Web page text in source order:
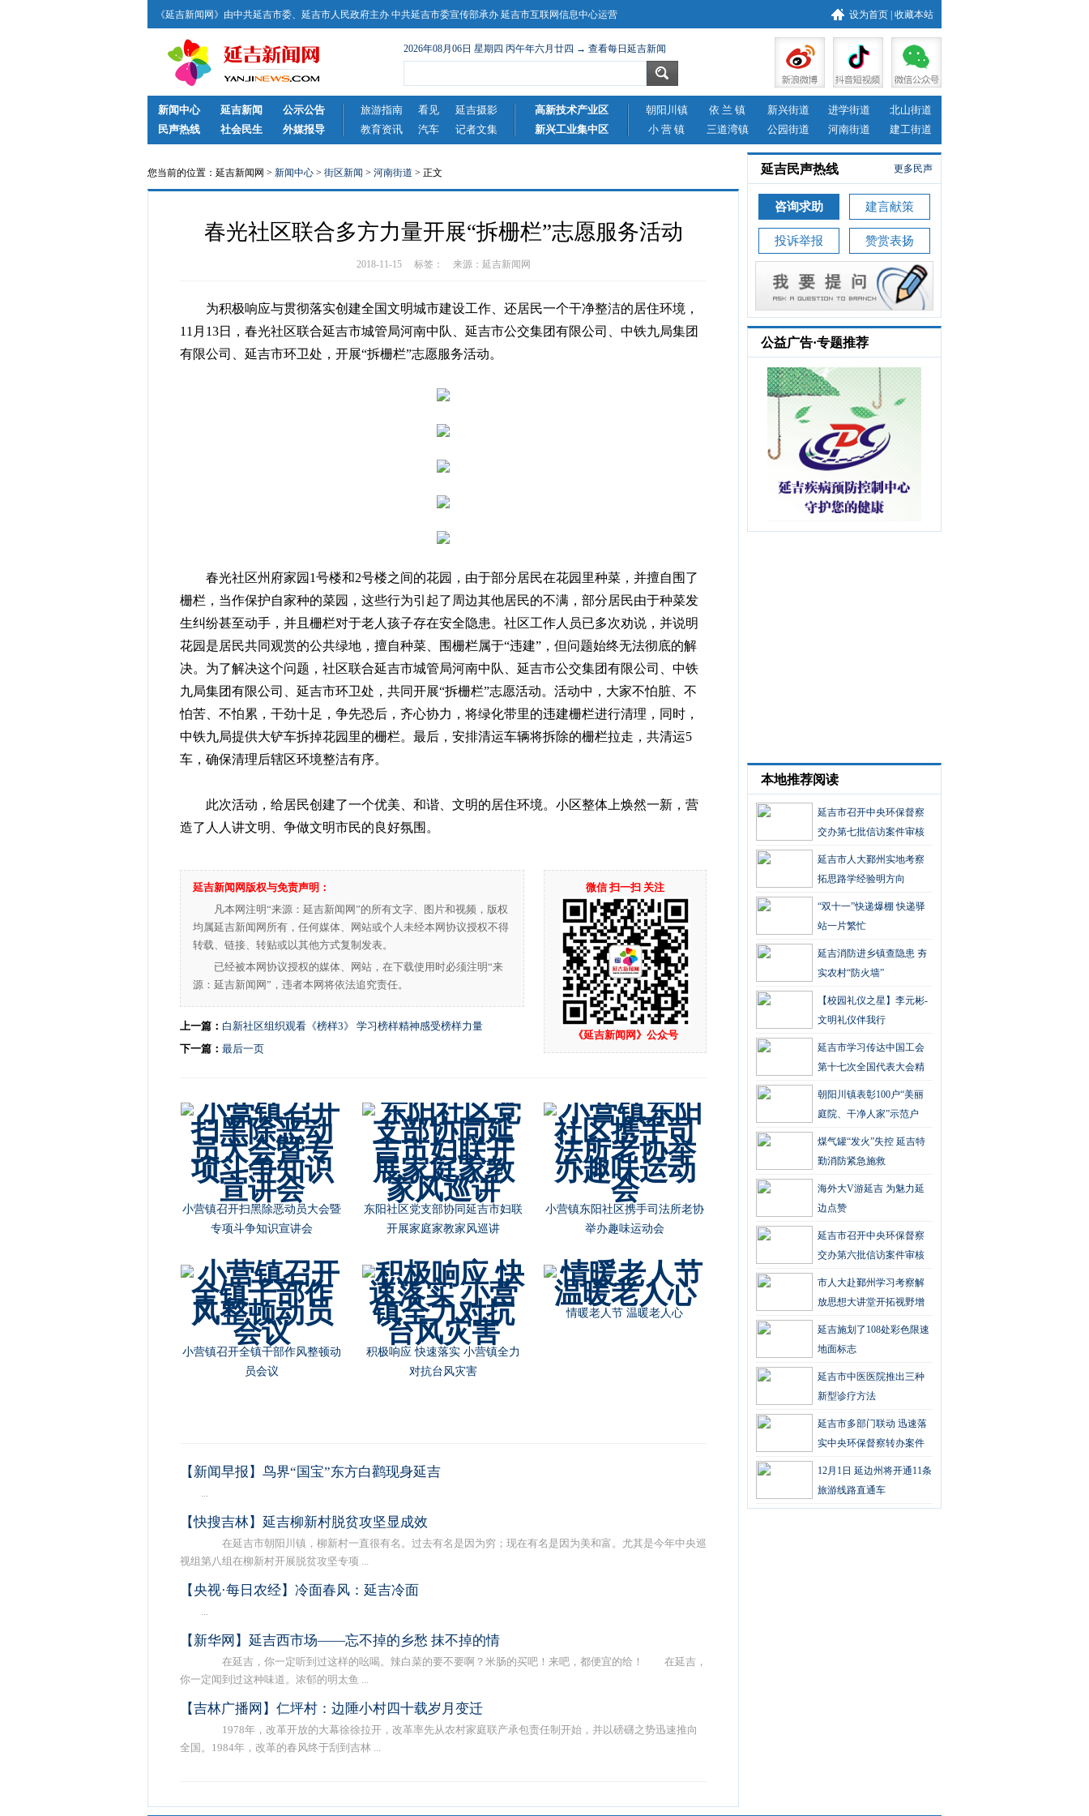
设为首页 收藏本站
《延吉新闻网》由中共延吉市委、延吉市人民政府主办 中共延吉市委宣传部承办 延吉市互联网信息中心运营
2026年08月06日 星期四 丙午年六月廿四 → 查看每日延吉新闻
新闻中心 延吉新闻 公示公告 旅游指南 看见 延吉摄影 高新技术产业区 朝阳川镇 依 兰 镇 新兴街道 进学街道
北山街道
民声热线
社会民生 外媒报导 教育资讯 汽车 记者文集 新兴工业集中区 小 营 镇 三道湾镇 公园街道 河南街道 建工街道
您当前的位置：延吉新闻网 > 新闻中心 > 街区新闻 > 河南街道 > 正文
春光社区联合多方力量开展“拆栅栏”志愿服务活动
2018-11-15 标签： 来源： 延吉新闻网
为积极响应与贯彻落实创建全国文明城市建设工作、还居民一个干净整洁的居住环境，
11月13日，春光社区联合延吉市城管局河南中队、延吉市公交集团有限公司、中铁九局集团
有限公司、延吉市环卫处，开展“拆栅栏”志愿服务活动。
春光社区州府家园1号楼和2号楼之间的花园，由于部分居民在花园里种菜，并擅自围了
栅栏，当作保护自家种的菜园，这些行为引起了周边其他居民的不满，部分居民由于种菜发
生纠纷甚至动手，并且栅栏对于老人孩子存在安全隐患。社区工作人员已多次劝说，并说明
花园是居民共同观赏的公共绿地，擅自种菜、围栅栏属于“违建”，但问题始终无法彻底的解
决。为了解决这个问题，社区联合延吉市城管局河南中队、延吉市公交集团有限公司、中铁
九局集团有限公司、延吉市环卫处，共同开展“拆栅栏”志愿活动。活动中，大家不怕脏、不
怕苦、不怕累，干劲十足，争先恐后，齐心协力，将绿化带里的违建栅栏进行清理，同时，
中铁九局提供大铲车拆掉花园里的栅栏。最后，安排清运车辆将拆除的栅栏拉走，共清运5
车，确保清理后辖区环境整洁有序。
此次活动，给居民创建了一个优美、和谐、文明的居住环境。小区整体上焕然一新，营
造了人人讲文明、争做文明市民的良好氛围。
微信 扫一扫 关注
《延吉新闻网》公众号
延吉新闻网版权与免责声明：
凡本网注明“来源：延吉新闻网”的所有文字、图片和视频，版权
均属延吉新闻网所有，任何媒体、网站或个人未经本网协议授权不得
转载、链接、转贴或以其他方式复制发表。
已经被本网协议授权的媒体、网站，在下载使用时必须注明“来
源：延吉新闻网”，违者本网将依法追究责任。
上一篇： 白新社区组织观看《榜样3》 学习榜样精神感受榜样力量
下一篇： 最后一页
小营镇召开扫黑除恶动员大会暨
专项斗争知识宣讲会
东阳社区党支部协同延吉市妇联
开展家庭家教家风巡讲
小营镇东阳社区携手司法所老协
举办趣味运动会
小营镇召开全镇干部作风整顿动
员会议
积极响应 快速落实 小营镇全力
对抗台风灾害
情暖老人节 温暖老人心
【新闻早报】鸟界“国宝”东方白鹳现身延吉
...
【快搜吉林】延吉柳新村脱贫攻坚显成效
在延吉市朝阳川镇，柳新村一直很有名。过去有名是因为穷；现在有名是因为美和富。尤其是今年中央巡
视组第八组在柳新村开展脱贫攻坚专项 ...
【央视·每日农经】冷面春风：延吉冷面
...
【新华网】延吉西市场——忘不掉的乡愁 抹不掉的情
在延吉，你一定听到过这样的吆喝。辣白菜的要不要啊？米肠的买吧！来吧，都便宜的给！ 在延吉，
你一定闻到过这种味道。浓郁的明太鱼 ...
【吉林广播网】仁坪村：边陲小村四十载岁月变迁
1978年，改革开放的大幕徐徐拉开，改革率先从农村家庭联产承包责任制开始，并以磅礴之势迅速推向
全国。1984年，改革的春风终于刮到吉林 ...
更多民声
延吉民声热线
咨询求助 建言献策
投诉举报 赞赏表扬
公益广告·专题推荐
本地推荐阅读
延吉市召开中央环保督察
交办第七批信访案件审核
会
延吉市人大鄞州实地考察
拓思路学经验明方向
“双十一”快递爆棚 快递驿
站一片繁忙
延吉消防进乡镇查隐患 夯
实农村“防火墙”
【校园礼仪之星】李元彬-
文明礼仪伴我行
延吉市学习传达中国工会
第十七次全国代表大会精
神
朝阳川镇表彰100户“美丽
庭院、干净人家”示范户
煤气罐“发火”失控 延吉特
勤消防紧急施救
海外大V游延吉 为魅力延
边点赞
延吉市召开中央环保督察
交办第六批信访案件审核
会
市人大赴鄞州学习考察解
放思想大讲堂开拓视野增
信心
延吉施划了108处彩色限速
地面标志
延吉市中医医院推出三种
新型诊疗方法
延吉市多部门联动 迅速落
实中央环保督察转办案件
12月1日 延边州将开通11条
旅游线路直通车